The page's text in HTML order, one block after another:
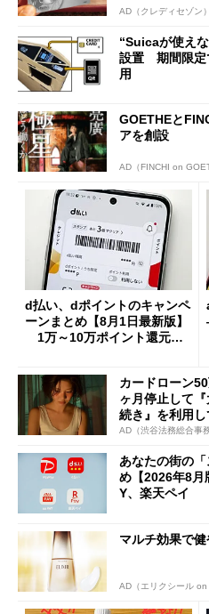
AD（クレディセゾン）
“Suicaが使え
設置 期間限定
用
GOETHEと
アを創設
AD（FINCHI on
d払い、dポイントのキャンペ
ーンまとめ【8月1日最新版】
1万～10万ポイント還元の
カードローン
ヶ月停止して
続き』を利用し
AD（渋谷法務総合事
あなたの街の
め【2026年8
Y、楽天ペイ
マルチ効果で
AD（エリクシール on